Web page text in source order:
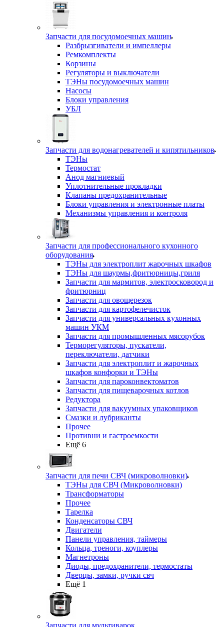
Запчасти для посудомоечных машин
Разбрызгиватели и импеллеры
Ремкомплекты
Корзины
Регуляторы и выключатели
ТЭНы посудомоечных машин
Насосы
Блоки управления
УБЛ
Запчасти для водонагревателей и кипятильников
ТЭНы
Термостат
Анод магниевый
Уплотнительные прокладки
Клапаны предохранительные
Блоки управления и электронные платы
Механизмы управления и контроля
Запчасти для профессионального кухонного
оборудования
ТЭНы для электроплит жарочных шкафов
ТЭНы для шаурмы,фритюрницы,гриля
Запчасти для мармитов, электросковород и
фритюрниц
Запчасти для овощерезок
Запчасти для картофелечисток
Запчасти для универсальных кухонных
машин УКМ
Запчасти для промышленных мясорубок
Терморегуляторы, пускатели,
переключатели, датчики
Запчасти для электроплит и жарочных
шкафов конфорки и ТЭНы
Запчасти для пароконвектоматов
Запчасти для пищеварочных котлов
Редуктора
Запчасти для вакуумных упаковщиков
Смазки и лубриканты
Прочее
Противни и гастроемкости
Ещё 6
Запчасти для печи СВЧ (микроволновки)
ТЭНы для СВЧ (Микроволновки)
Трансформаторы
Прочее
Тарелка
Конденсаторы СВЧ
Двигатели
Панели управления, таймеры
Кольца, треноги, коуплеры
Магнетроны
Диоды, предохранители, термостаты
Дверцы, замки, ручки свч
Ещё 1
Запчасти для мультиварок